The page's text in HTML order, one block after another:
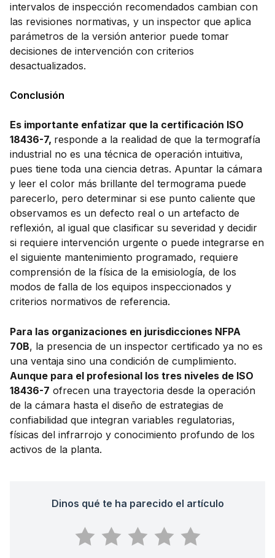
intervalos de inspección recomendados cambian con
las revisiones normativas, y un inspector que aplica
parámetros de la versión anterior puede tomar
decisiones de intervención con criterios
desactualizados.
Conclusión
Es importante enfatizar que la certificación ISO
18436-7, responde a la realidad de que la termografía
industrial no es una técnica de operación intuitiva,
pues tiene toda una ciencia detras. Apuntar la cámara
y leer el color más brillante del termograma puede
parecerlo, pero determinar si ese punto caliente que
observamos es un defecto real o un artefacto de
reflexión, al igual que clasificar su severidad y decidir
si requiere intervención urgente o puede integrarse en
el siguiente mantenimiento programado, requiere
comprensión de la física de la emisiología, de los
modos de falla de los equipos inspeccionados y
criterios normativos de referencia.
Para las organizaciones en jurisdicciones NFPA
70B, la presencia de un inspector certificado ya no es
una ventaja sino una condición de cumplimiento.
Aunque para el profesional los tres niveles de ISO
18436-7 ofrecen una trayectoria desde la operación
de la cámara hasta el diseño de estrategias de
confiabilidad que integran variables regulatorias,
físicas del infrarrojo y conocimiento profundo de los
activos de la planta.
Dinos qué te ha parecido el artículo